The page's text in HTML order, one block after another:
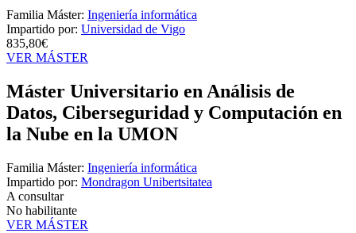
Familia Máster: Ingeniería informática
Impartido por: Universidad de Vigo
835,80€
VER MÁSTER
Máster Universitario en Análisis de
Datos, Ciberseguridad y Computación en
la Nube en la UMON
Familia Máster: Ingeniería informática
Impartido por: Mondragon Unibertsitatea
A consultar
No habilitante
VER MÁSTER